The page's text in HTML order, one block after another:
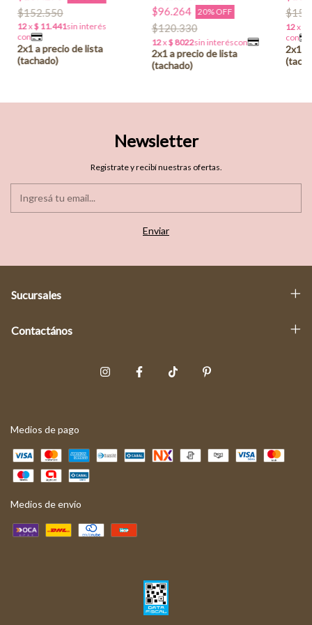
$152.550 $96.264 20% OFF
$120.330
Newsletter
Registrate y recibí nuestras ofertas.
Sucursales
Contactános
Medios de pago
Medios de envío